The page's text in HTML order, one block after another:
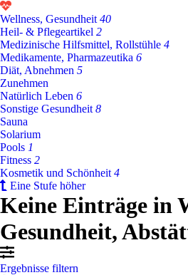
Wellness, Gesundheit 40
Heil- & Pflegeartikel 2
Medizinische Hilfsmittel, Rollstühle 4
Medikamente, Pharmazeutika 6
Diät, Abnehmen 5
Zunehmen
Natürlich Leben 6
Sonstige Gesundheit 8
Sauna
Solarium
Pools 1
Fitness 2
Kosmetik und Schönheit 4
Eine Stufe höher
Keine Einträge in
Gesundheit,
Ergebnisse filtern